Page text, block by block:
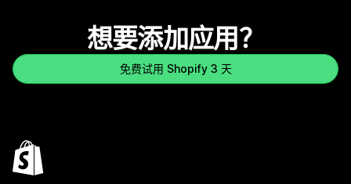
想要添加应用？
免费试用 Shopify 3 天